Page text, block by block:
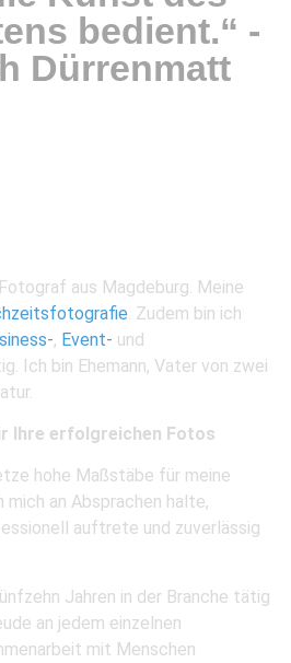
bedient.“ -
Dürrenmatt
aus Magdeburg. Meine
. Zudem bin ich
, Event- und
Ich bin Ehemann, Vater von zwei
Ihre erfolgreichen Fotos
hohe Maßstäbe für meine
an Absprachen halte,
auftrete und zuverlässig
Jahren in der Branche tätig
an jedem einzelnen
mit Menschen